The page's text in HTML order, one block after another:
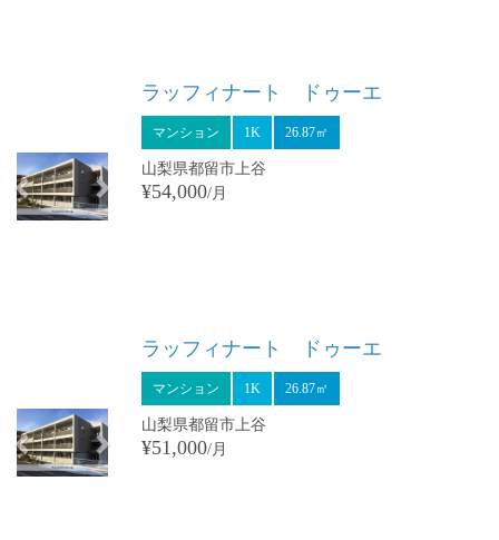
ラッフィナート ドゥーエ
マンション 1K 26.87㎡
山梨県都留市上谷
¥54,000/月
ラッフィナート ドゥーエ
マンション 1K 26.87㎡
山梨県都留市上谷
¥51,000/月